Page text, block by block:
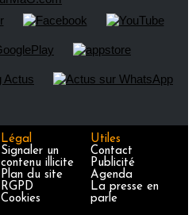
Légal
Signaler un
contenu illicite
Plan du site
RGPD
Cookies
Utiles
Contact
Publicité
Agenda
La presse en
parle